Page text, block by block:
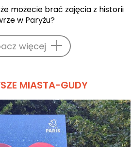
możecie brać zajęcia z historii
w Paryżu?
więcej
MIASTA-GUDY